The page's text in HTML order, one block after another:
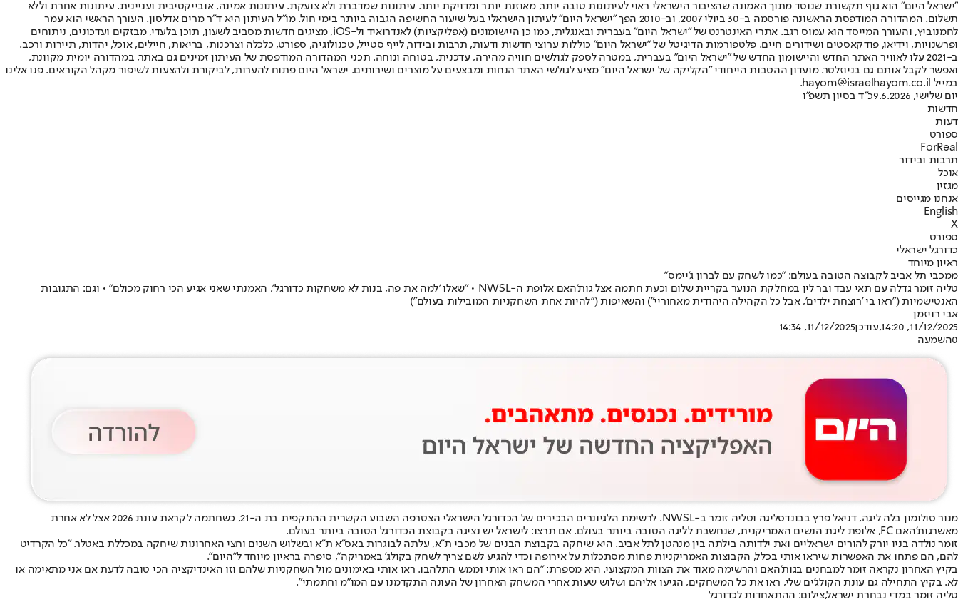
"ישראל היום" הוא גוף תקשורת שנוסד מתוך האמונה שהציבור הישראלי ראוי לעיתונות טובה יותר, מאוזנת יותר ומדויקת יותר. עיתונות שמדברת ולא צועקת. עיתונות אמינה, אובייקטיבית ועניינית. עיתונות אחרת וללא
תשלום. המהדורה המודפסת הראשונה פורסמה ב-30 ביולי 2007, וב-2010 הפך "ישראל היום" לעיתון הישראלי בעל שיעור החשיפה הגבוה ביותר בימי חול. מו"ל העיתון היא ד"ר מרים אדלסון. העורך הראשי הוא עמר
לחמנוביץ, והעורך המייסד הוא עמוס רגב. אתרי האינטרנט של "ישראל היום" בעברית ובאנגלית, כמו כן היישומונים (אפליקציות) לאנדרואיד ול-iOS, מציגים חדשות מסביב לשעון, תוכן בלעדי, מבזקים ועדכונים, ניתוחים
ופרשנויות, וידיאו, פודקאסטים ושידורים חיים. פלטפורמות הדיגיטל של "ישראל היום" כוללות ערוצי חדשות ודעות, תרבות ובידור, לייף סטייל, טכנולוגיה, ספורט, כלכלה וצרכנות, בריאות, חיילים, אוכל, יהדות, תיירות ורכב.
ב-2021 עלו לאוויר האתר החדש והיישומון החדש של "ישראל היום" בעברית, במטרה לספק לגולשים חוויה מהירה, עדכנית, בטוחה ונוחה. תכני המהדורה המודפסת של העיתון זמינים גם באתר, במהדורה יומית מקוונת,
ואפשר לקבל אותם גם בניוזלטר. מועדון ההטבות הייחודי "הקליקה של ישראל היום" מציע לגולשי האתר הנחות ומבצעים על מוצרים ושירותים. ישראל היום פתוח להערות, לביקורת ולהצעות לשיפור מקהל הקוראים. פנו אלינו
במייל hayom@israelhayom.co.il.
יום שלישי, 9.6.2026
כ"ד בסיון תשפ"ו
חדשות
דעות
ספורט
ForReal
תרבות ובידור
אוכל
מגזין
אנחנו מגייסים
English
X
ספורט
כדורגל ישראלי
ראיון מיוחד
ממכבי תל אביב לקבוצה הטובה בעולם: "כמו לשחק עם לברון ג'יימס"
טליה זומר גדלה עם תאי עבד ובר לין במחלקת הנוער בקריית שלום וכעת חתמה אצל גות'האם אלופת ה-NWSL • "שאלו 'למה את פה, בנות לא משחקות כדורגל', האמנתי שאני אגיע הכי רחוק מכולם" • וגם: התגובות
האנטישמיות ("ראו בי 'רוצחת ילדים', אבל כל הקהילה היהודית מאחוריי") והשאיפות ("להיות אחת השחקניות המובילות בעולם")
אבי רויזמן
11/12/2025, 14:20
,עודכן11/12/2025, 14:34
0השמעה
מנור סולומון בלה ליגה
, דניאל פרץ בבונדסליגה וטליה זומר ב-NWSL. לרשימת הלגיונרים הבכירים של הכדורגל הישראלי הצטרפה השבוע הקשרית ההתקפית בת ה-21, כשחתמה לקראת עונת 2026 אצל לא אחרת
מאשרגות'האם FC
, אלופת ליגת הנשים האמריקנית, שנחשבת לליגה הטובה ביותר בעולם. אם תרצו: לישראל יש נציגה בקבוצת הכדורגל הטובה ביותר בעולם.
זומר נולדה בניו יורק להורים ישראליים ואת ילדותה בילתה בין מנהטן לתל אביב. היא שיחקה בקבוצת הבנים של מכבי ת"א, עלתה לבוגרות באס"א ת"א ובשלוש השנים וחצי האחרונות שיחקה במכללת באטלר. "כל הקרדיט
להם, הם פתחו את האפשרות שיראו אותי בכלל, הקבוצות האמריקניות פחות מסתכלות על אירופה וכדי להגיע לשם צריך לשחק בקולג' באמריקה", סיפרה בראיון מיוחד ל"היום".
בקיץ האחרון נקראה זומר למבחנים בגות'האם והרשימה מאוד את הצוות המקצועי. היא מספרת: "הם ראו אותי וממש התלהבו. ראו אותי באימונים מול השחקניות שלהם וזו האינדיקציה הכי טובה לדעת אם אני מתאימה או
לא. בקיץ התחילה גם עונת הקולג'ים שלי, ראו את כל המשחקים, הגיעו אליהם ושלוש שעות אחרי המשחק האחרון של העונה התקדמנו עם המו"מ וחתמתי".
טליה זומר במדי נבחרת ישראל,צילום: ההתאחדות לכדורגל